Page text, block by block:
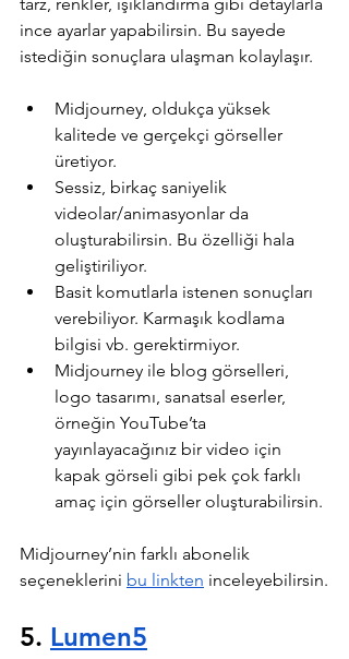
ince ayarlar yapabilirsin. Bu sayede
istediğin sonuçlara ulaşman kolaylaşır.
Midjourney, oldukça yüksek
kalitede ve gerçekçi görseller
üretiyor.
Sessiz, birkaç saniyelik
videolar/animasyonlar da
oluşturabilirsin. Bu özelliği hala
geliştiriliyor.
Basit komutlarla istenen sonuçları
verebiliyor. Karmaşık kodlama
bilgisi vb. gerektirmiyor.
Midjourney ile blog görselleri,
logo tasarımı, sanatsal eserler,
örneğin YouTube’ta
yayınlayacağınız bir video için
kapak görseli gibi pek çok farklı
amaç için görseller oluşturabilirsin.
Midjourney’nin farklı abonelik
seçeneklerini bu linkten inceleyebilirsin.
5. Lumen5